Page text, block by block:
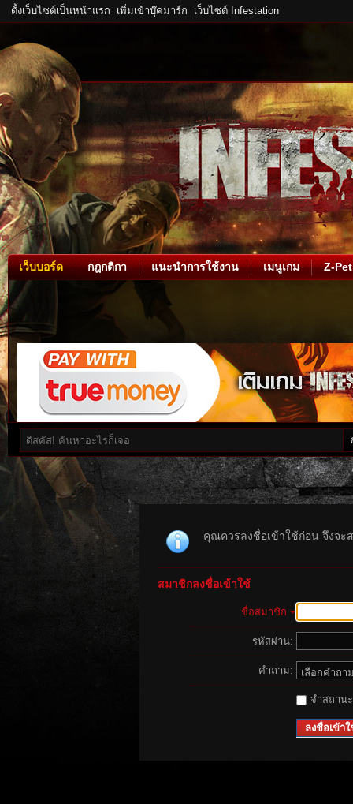
ตั้งเว็บไซต์เป็นหน้าแรก เพิ่มเข้าบุ๊คมาร์ก เว็บไซต์ Infestation
เว็บบอร์ด กฎกติกา แนะนำการใช้งาน เมนูเกม Z-Pet
คุณควรลงชื่อเข้าใช้ก่อน จึงจะ
สมาชิกลงชื่อเข้าใช้
ชื่อสมาชิก
รหัสผ่าน:
คำถาม:
จำสถาน
ลงชื่อเข้าใ